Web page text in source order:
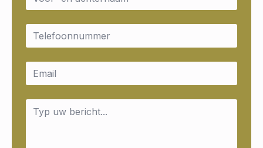
Email
Email
Message